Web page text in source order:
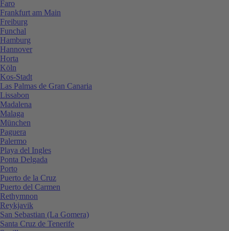
Faro
Frankfurt am Main
Freiburg
Funchal
Hamburg
Hannover
Horta
Köln
Kos-Stadt
Las Palmas de Gran Canaria
Lissabon
Madalena
Malaga
München
Paguera
Palermo
Playa del Ingles
Ponta Delgada
Porto
Puerto de la Cruz
Puerto del Carmen
Rethymnon
Reykjavik
San Sebastian (La Gomera)
Santa Cruz de Tenerife